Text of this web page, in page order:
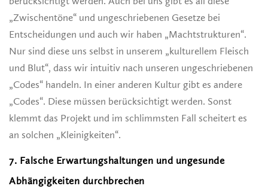
„Zwischentöne“ und ungeschriebenen Gesetze bei
Entscheidungen und auch wir haben „Machtstrukturen“.
Nur sind diese uns selbst in unserem „kulturellem Fleisch
und Blut“, dass wir intuitiv nach unseren ungeschriebenen
„Codes“ handeln. In einer anderen Kultur gibt es andere
„Codes“. Diese müssen berücksichtigt werden. Sonst
klemmt das Projekt und im schlimmsten Fall scheitert es
an solchen „Kleinigkeiten“.
7. Falsche Erwartungshaltungen und ungesunde
Abhängigkeiten durchbrechen